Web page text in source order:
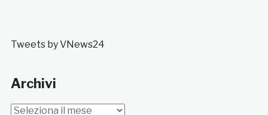
Tweets by VNews24
Archivi
Archivi